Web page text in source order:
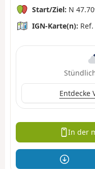
Start/Ziel: N
IGN-Karte(n):
Entdecke
In der